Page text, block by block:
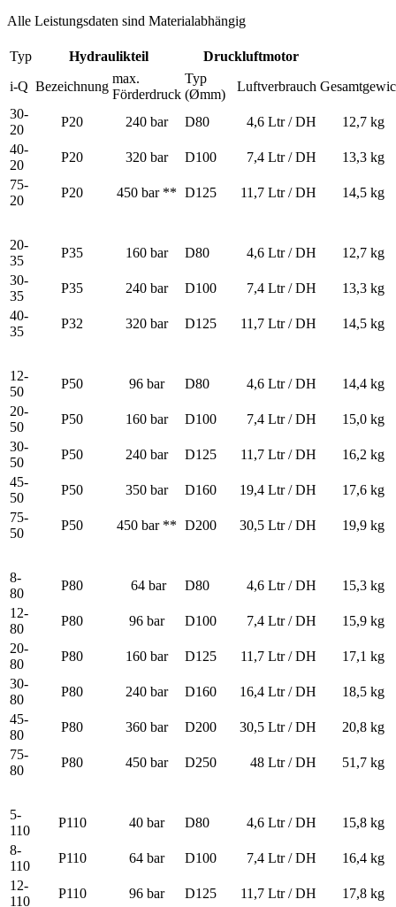
Alle Leistungsdaten sind Materialabhängig
Typ Hydraulikteil
Druckluftmotor
i-Q Bezeichnung
max.
Förderdruck
Typ
(Ømm)
Luftverbrauch
30-
20
P20 240 bar D80 4,6 Ltr / DH
12,7 kg
40-
20
P20 320 bar D100 7,4 Ltr / DH
13,3 kg
75-
20
P20 450 bar ** D125 11,7 Ltr / DH 14,5 kg
20-
35
P35 160 bar D80 4,6 Ltr / DH
12,7 kg
30-
35
P35 240 bar D100 7,4 Ltr / DH
13,3 kg
40-
35
P32 320 bar D125 11,7 Ltr / DH 14,5 kg
12-
50
P50 96 bar D80 4,6 Ltr / DH
14,4 kg
20-
50
P50 160 bar D100 7,4 Ltr / DH
15,0 kg
30-
50
P50 240 bar D125 11,7 Ltr / DH
16,2 kg
45-
50
P50 350 bar D160 19,4 Ltr / DH
17,6 kg
75-
50
P50 450 bar ** D200 30,5 Ltr / DH 19,9 kg
8-
80
P80 64 bar D80 4,6 Ltr / DH
15,3 kg
12-
80
P80 96 bar D100 7,4 Ltr / DH
15,9 kg
20-
80
P80 160 bar D125 11,7 Ltr / DH
17,1 kg
30-
80
P80 240 bar D160 16,4 Ltr / DH
18,5 kg
45-
80
P80 360 bar D200 30,5 Ltr / DH
20,8 kg
75-
80
P80 450 bar D250 48 Ltr / DH 51,7 kg
5-
110
P110 40 bar D80 4,6 Ltr / DH
15,8 kg
8-
110
P110 64 bar D100 7,4 Ltr / DH
16,4 kg
12-
110
P110 96 bar D125 11,7 Ltr / DH 17,8 kg